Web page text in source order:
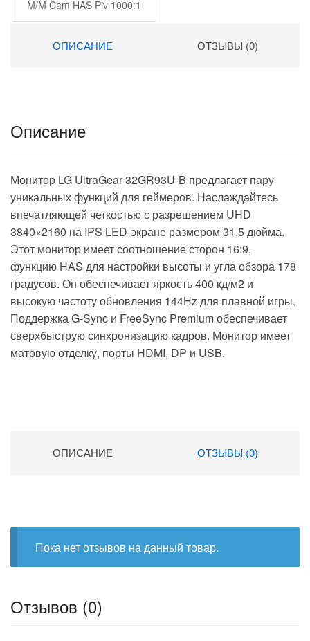
M/M Cam HAS Piv 1000:1
300cd 178гр/178гр
USB 8.52кг
ОПИСАНИЕ ОТЗЫВЫ (0)
Описание
Монитор LG UltraGear 32GR93U-B предлагает пару
уникальных функций для геймеров. Наслаждайтесь
впечатляющей четкостью с разрешением UHD
3840×2160 на IPS LED-экране размером 31,5 дюйма.
Этот монитор имеет соотношение сторон 16:9,
функцию HAS для настройки высоты и угла обзора 178
градусов. Он обеспечивает яркость 400 кд/м2 и
высокую частоту обновления 144Hz для плавной игры.
Поддержка G-Sync и FreeSync Premium обеспечивает
сверхбыструю синхронизацию кадров. Монитор имеет
матовую отделку, порты HDMI, DP и USB.
ОПИСАНИЕ ОТЗЫВЫ (0)
Пока нет отзывов на данный товар.
Отзывов (0)